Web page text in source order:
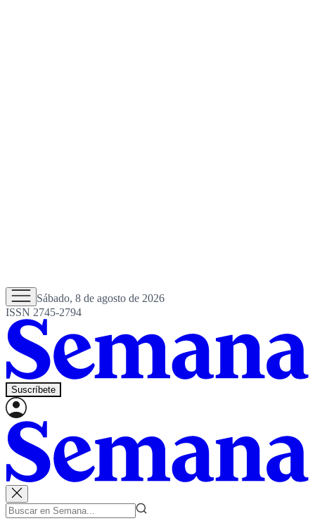
Sábado, 8 de agosto de 2026
ISSN 2745-2794
Suscríbete